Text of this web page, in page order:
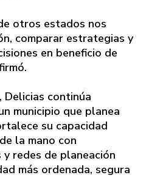
otros estados nos
comparar estrategias y
en beneficio de
Delicias continúa
municipio que planea
su capacidad
la mano con
redes de planeación
más ordenada, segura